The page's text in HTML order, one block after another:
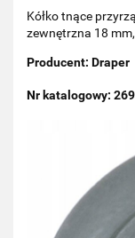
Kółko tnące
zewnętrzna 18
Producent: Draper
Nr katalogowy: